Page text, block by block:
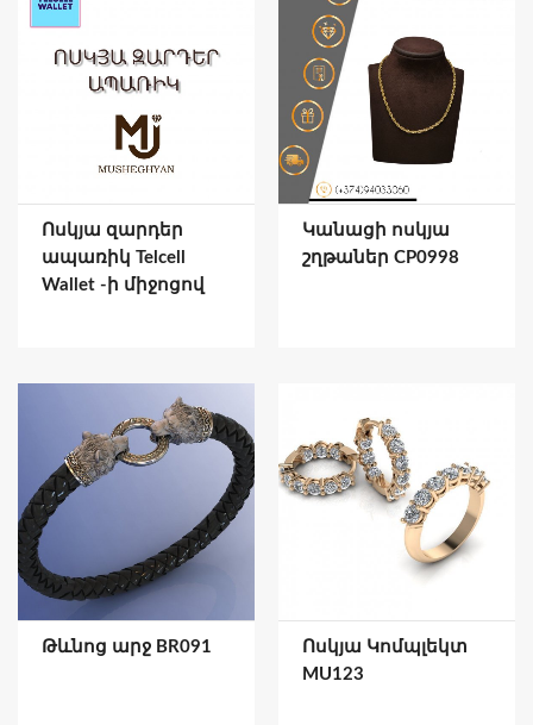
Ոսկյա զարդեր
ապառիկ Telcell
Wallet -ի միջոցով
Կանացի ոսկյա
շղթաներ CP0998
Թևնոց արջ BR091
Ոսկյա Կոմպլեկտ
MU123